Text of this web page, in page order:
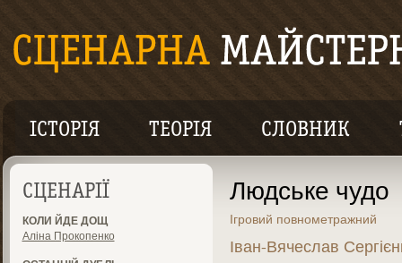
ІСТОРІЯ ТЕОРІЯ СЛОВНИК
СЦЕНАРІЇ
КОЛИ ЙДЕ ДОЩ
Аліна Прокопенко
Людське чудо
Ігровий повнометражний
Іван-Вячеслав